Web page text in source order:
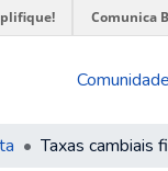
Comunica